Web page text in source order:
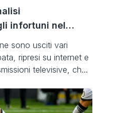
infortuni nel
sono usciti vari
ripresi su internet e
televisive, che
in questo
nel massimo